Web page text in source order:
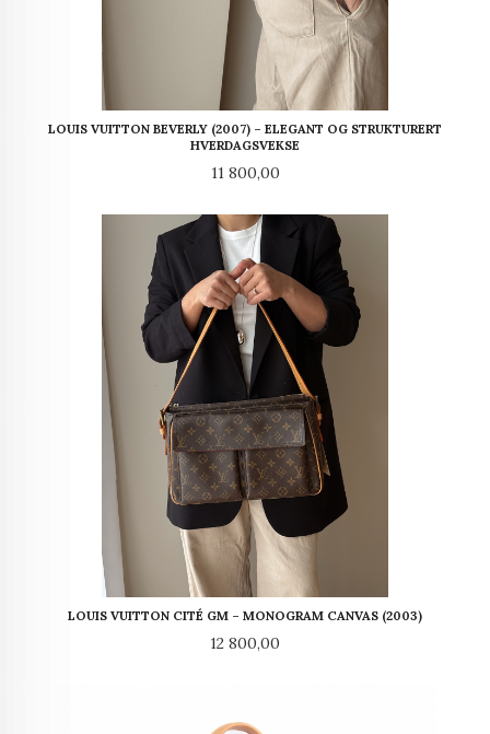
LOUIS VUITTON BEVERLY (2007) – ELEGANT OG STRUKTURERT
HVERDAGSVEKSE
Pris
11 800,00
LOUIS VUITTON CITÉ GM – MONOGRAM CANVAS (2003)
Pris
12 800,00